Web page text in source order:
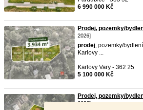
6 990 000 Kč
Prodej, pozemky/
2026]
prodej, pozemky/
Karlovy ...
Karlovy Vary - 362 25
5 100 000 Kč
Prodej, pozemky/
2026]